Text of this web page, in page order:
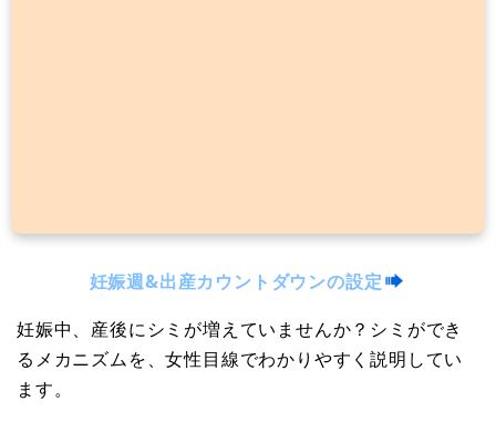
妊娠週&出産カウントダウンの設定
妊娠中、産後にシミが増えていませんか？シミができ
るメカニズムを、女性目線でわかりやすく説明してい
ます。